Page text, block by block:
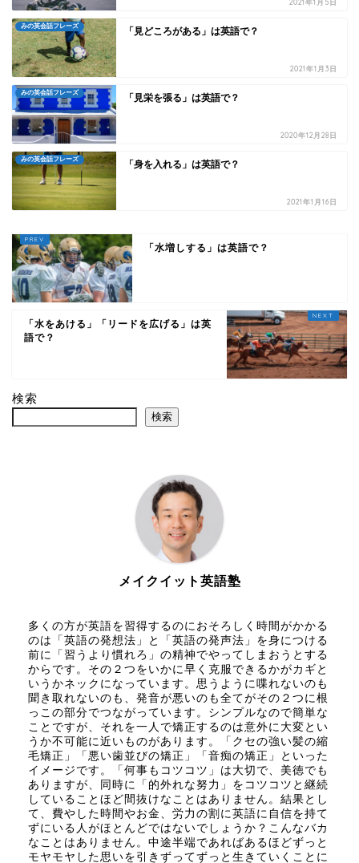
2021年1月5日
みの英会話フレーズ 「見どころがある」は英語で？
2021年1月3日
みの英会話フレーズ 「見栄を張る」は英語で？
2020年12月28日
みの英会話フレーズ 「身を入れる」は英語で？
2021年1月16日
「水増しする」は英語で？
「水をあける」「リードを広げる」は英
語で？
検索
検索
メイクイット英語塾
多くの方が英語を習得するのにおそろしく時間がかかる
のは「英語の発想法」と「英語の発声法」を身につける
前に「習うより慣れろ」の精神でやってしまおうとする
からです。その２つをいかに早く克服できるかがカギと
いうかネックになっています。思うように喋れないのも
聞き取れないのも、発音が悪いのも全てがその２つに根
っこの部分でつながっています。シンプルなので簡単な
ことですが、それを一人で矯正するのは意外に大変とい
うか不可能に近いものがあります。「クセの強い髪の縮
毛矯正」「悪い歯並びの矯正」「音痴の矯正」といった
イメージです。「何事もコツコツ」は大切で、美徳でも
ありますが、同時に「的外れな努力」をコツコツと継続
していることほど間抜けなことはありません。結果とし
て、費やした時間やお金、労力の割に英語に自信を持て
ずにいる人がほとんどではないでしょうか？こんなバカ
なことはありません。中途半端であればあるほどずっと
モヤモヤした思いを引きずってずっと生きていくことに